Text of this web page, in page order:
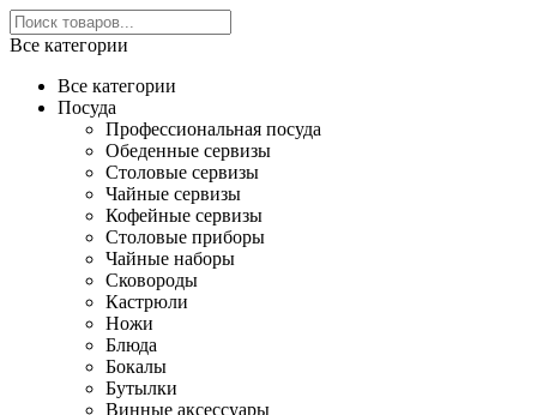
Все категории
Все категории
Посуда
Профессиональная посуда
Обеденные сервизы
Столовые сервизы
Чайные сервизы
Кофейные сервизы
Столовые приборы
Чайные наборы
Сковороды
Кастрюли
Ножи
Блюда
Бокалы
Бутылки
Винные аксессуары